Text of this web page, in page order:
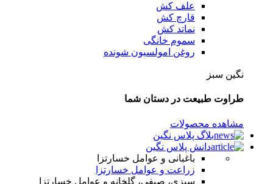
علف کش
قارچ کش
نماتد کش
سموم خانگی
روغن امولسیون شونده
نگین سبز
طراوت طبیعت در دستان شما
مشاهده محصولات
بلاگ پلاس نگین
دانش پلاس نگین
باغبانی و عوامل خسارتزا
زراعت و عوامل خسارتزا
سبزی، صیفی، گلخانه و عوامل خسارتزا